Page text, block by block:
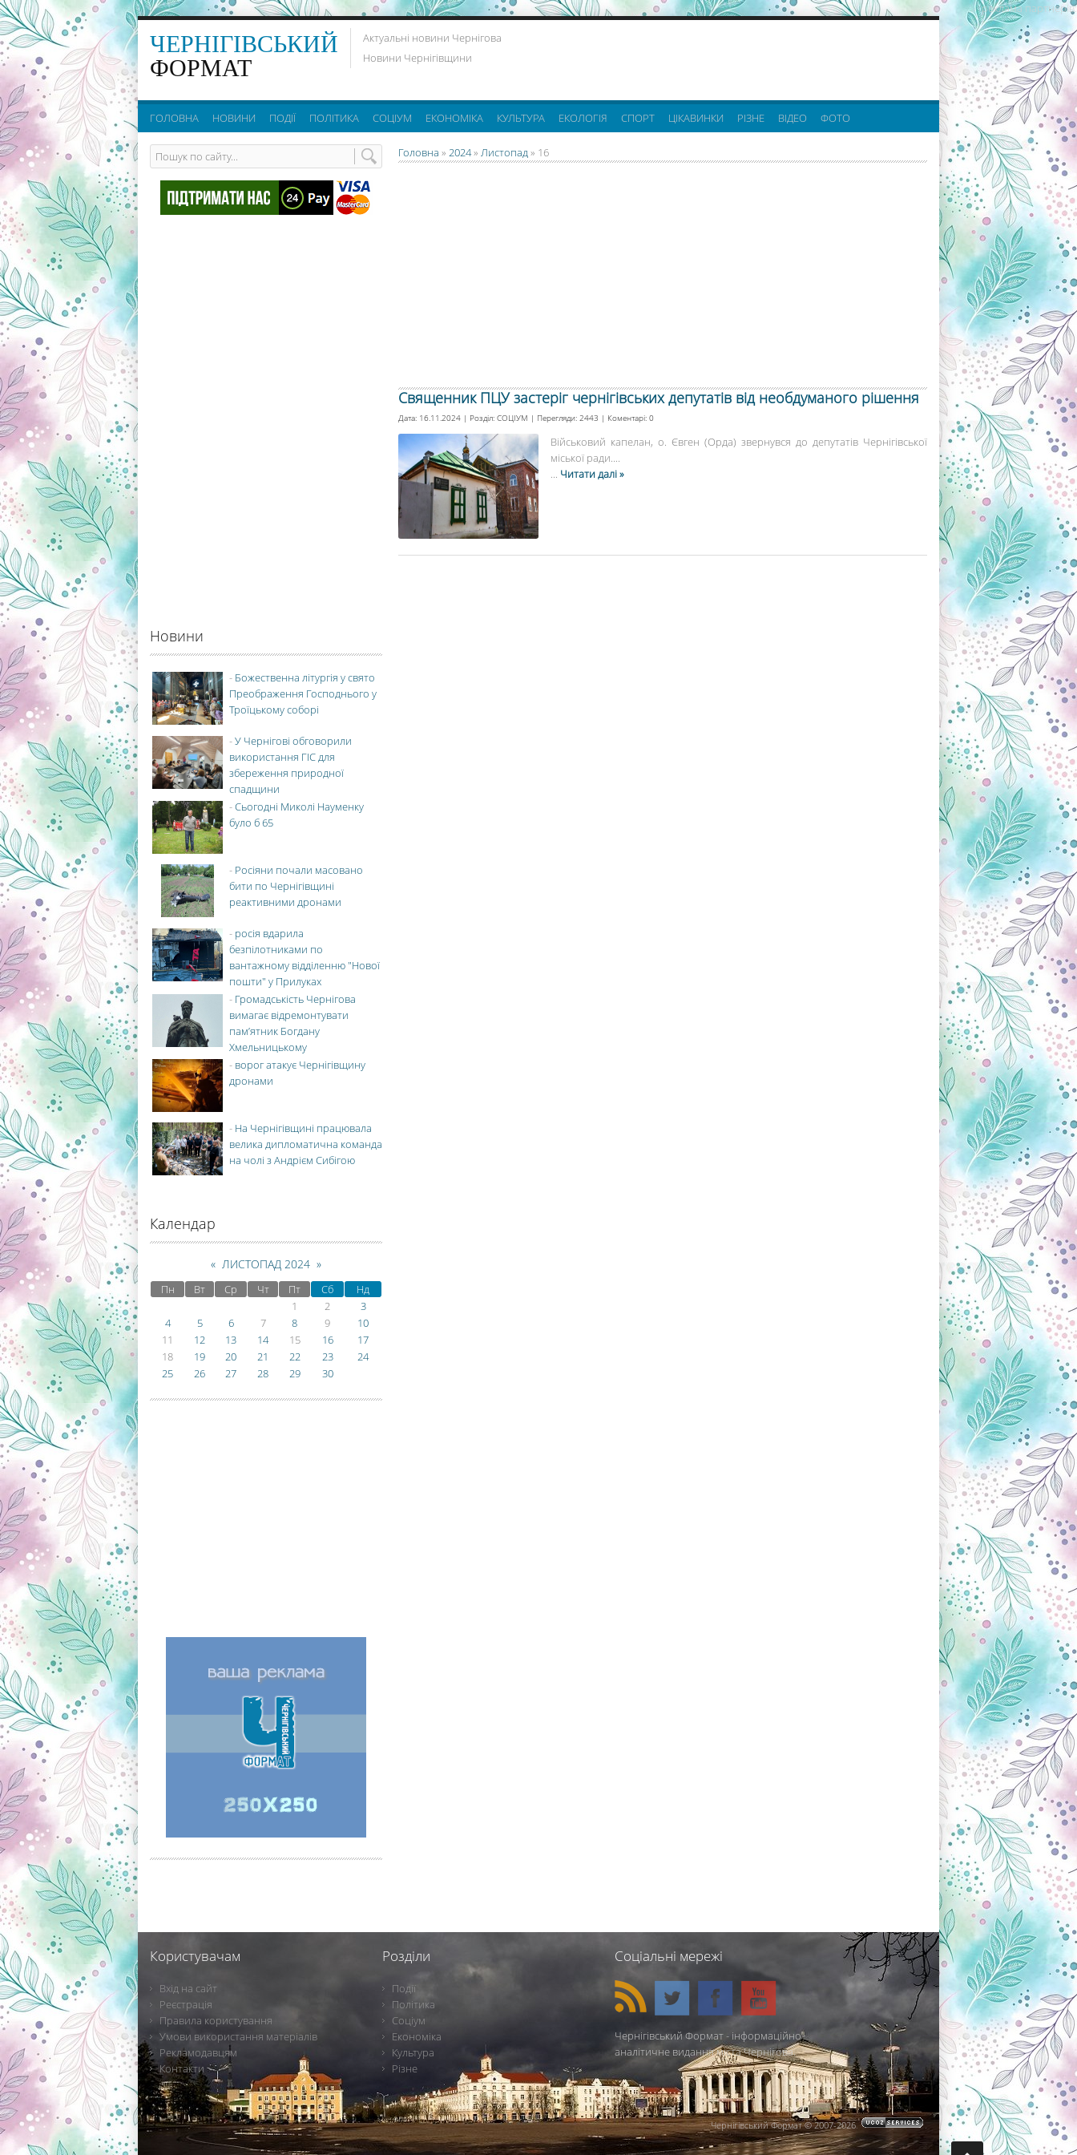
реклама партнерів:
ЧЕРНІГІВСЬКИЙ
ФОРМАТ
Актуальні новини Чернігова
Новини Чернігівщини
ГОЛОВНА НОВИНИ ПОДІЇ ПОЛІТИКА СОЦІУМ ЕКОНОМІКА КУЛЬТУРА ЕКОЛОГІЯ СПОРТ ЦІКАВИНКИ РІЗНЕ ВІДЕО ФОТО
Головна » 2024» Листопад» 16
Священник ПЦУ застеріг чернігівських депутатів від необдуманого рішення
Дата: 16.11.2024 | Розділ: СОЦІУМ | Перегляди: 2443 | Коментарі: 0
Військовий капелан, о. Євген (Орда) звернувся до депутатів Чернігівської
міської ради....
... Читати далі »
Новини
- Божественна літургія у свято
Преображення Господнього у
Троїцькому соборі
-У Чернігові обговорили
використання ГІС для
збереження природної
спадщини
-Сьогодні Миколі Науменку
було б 65
- Росіяни почали масовано
бити по Чернігівщині
реактивними дронами
- росія вдарила
безпілотниками по
вантажному відділенню "Нової
пошти" у Прилуках
- Громадськість Чернігова
вимагає відремонтувати
пам’ятник Богдану
Хмельницькому
- ворог атакує Чернігівщину
дронами
- На Чернігівщині працювала
велика дипломатична команда
на чолі з Андрієм Сибігою
Календар
« ЛИСТОПАД 2024 »
Пн Вт Ср Чт Пт Сб
Нд
1
2
3
4
5 6 7 8 9
10
11
12 13 14 15 16
17
18
19 20 21 22 23
24
25
26 27 28 29 30
Користувачам
Вхід на сайт
Реєстрація
Правила користування
Умови використання матеріалів
Рекламодавцям
Контакти
Розділи
Події
Політика
Соціум
Економіка
Культура
Різне
Соціальні мережі
Чернігівський Формат - інформаційно-
аналітичне видання міста Чернігова.
Чернігівський Формат © 2007-2026. .